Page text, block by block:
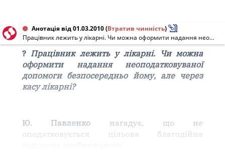
Анотація від 01.03.2010(Втратив чинність)
Працівник лежить у лікарні. Чи можна оформити надання неоподатковуваної допомоги безпосередньо йому, але через касу лікарні?
? Працівник лежить у лікарні. Чи можна
оформити надання неоподатковуваної
допомоги безпосередньо йому, але через
касу лікарні?
Ю. Павленко нагадує, що не
оподатковується цільова благодійна